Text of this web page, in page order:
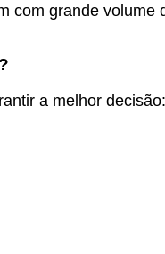
grande
a melhor decisão: